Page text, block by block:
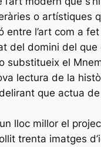
o artístiques
l’art com a
del domini del
substitueix el
lectura de la
que actua
lloc millor el
trenta imatges